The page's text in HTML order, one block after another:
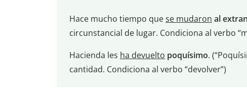
Hace mucho tiempo quese mudaron al
circunstancial de lugar. Condiciona al verbo
Hacienda les ha devuelto poquísimo.
cantidad. Condiciona al verbo “devolver”)